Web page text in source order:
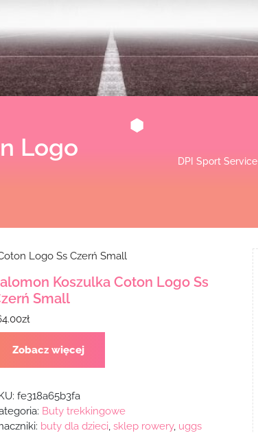
Logo
DPI Sport Service
Logo Ss Czerń Small
Koszulka Coton Logo Ss
Small
zł
Zobacz więcej
fe318a65b3fa
Buty trekkingowe
buty dla dzieci sklep rowery, uggs